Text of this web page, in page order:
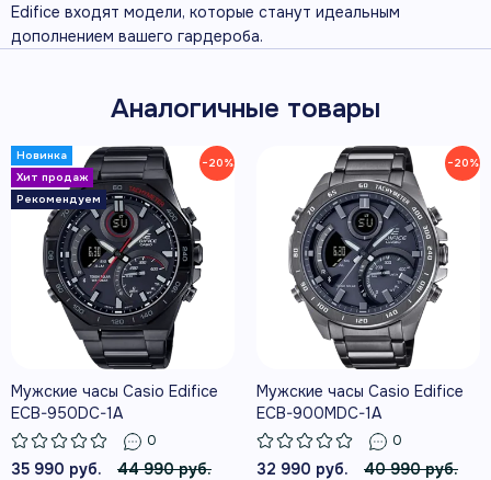
Edifice входят модели, которые станут идеальным
дополнением вашего гардероба.
Аналогичные товары
−20%
Мужские часы Casio Edifice
ECB-950DC-1A
0
35 990 руб.
44 990 руб.
−20%
Мужские часы Casio Edifice
ECB-900MDC-1A
0
32 990 руб.
40 990 руб.